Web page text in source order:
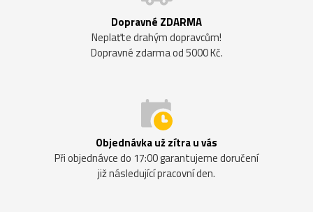
Dopravné ZDARMA
Neplaťte drahým dopravcům!
Dopravné zdarma od 5000 Kč.
Objednávka už zítra u vás
Při objednávce do 17:00 garantujeme doručení
již následující pracovní den.